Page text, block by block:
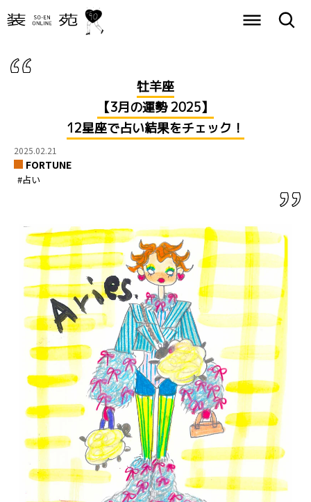
牡羊座
【3月の運勢 2025】
12星座で占い結果をチェック！
2025.02.21
FORTUNE
#占い